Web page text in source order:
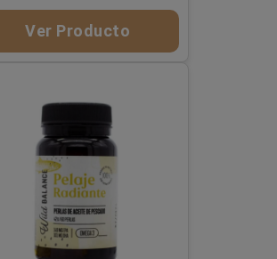
Ver Producto